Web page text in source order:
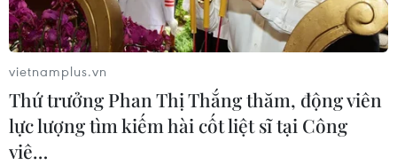
12/12/2014 04:46
Ukraine cần huy động thêm khoảng 15 tỷ USD bổ sung
vào số tiền hàng tỷ USD mà phương Tây đã cam kết
viện trợ và cho vay, giúp Ukraine vượt qua giai đoạn
khó khăn này và tránh vỡ nợ.
vietnamplus.vn
Thứ trưởng Phan Thị Thắng thăm, động viên
lực lượng tìm kiếm hài cốt liệt sĩ tại Công
viê…